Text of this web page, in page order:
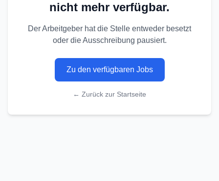
nicht mehr verfügbar.
Der Arbeitgeber hat die Stelle entweder besetzt
oder die Ausschreibung pausiert.
Zu den verfügbaren Jobs
← Zurück zur Startseite